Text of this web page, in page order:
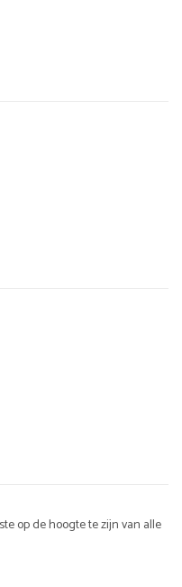
op de hoogte te zijn van alle